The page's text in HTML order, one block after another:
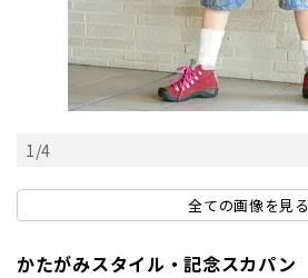
1/4
全ての画像を見る
かたがみスタイル・記念スカパン